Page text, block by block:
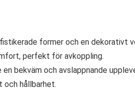
former och en dekorativt
perfekt för avkoppling.
bekväm och avslappnande
och hållbarhet.